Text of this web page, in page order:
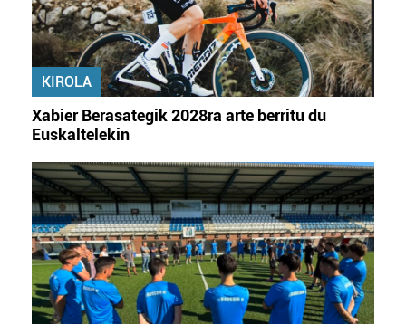
KIROLA
Xabier Berasategik 2028ra arte berritu du
Euskaltelekin